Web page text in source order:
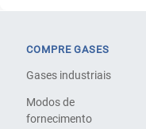
COMPRE GASES
Gases industriais
Modos de
fornecimento